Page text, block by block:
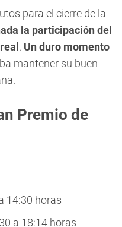
para el cierre de la
la participación del
. Un duro momento
mantener su buen
Premio de
14:30 horas
a 18:14 horas